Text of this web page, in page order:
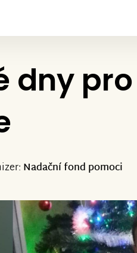
dny
Nadační fond pomoci